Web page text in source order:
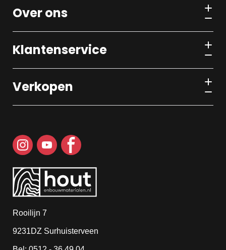
Over ons
Klantenservice
Verkopen
Rooilijn 7
9231DZ Surhuisterveen